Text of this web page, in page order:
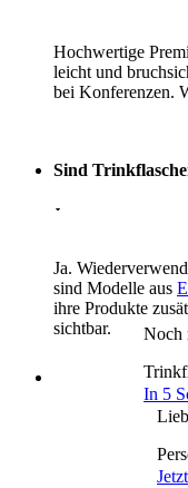
Hochwertige
leicht und
bei Konferenzen.
Sind
Ja.
sind Modelle aus
ihre Produkte
sichtbar.
Noch
In 5